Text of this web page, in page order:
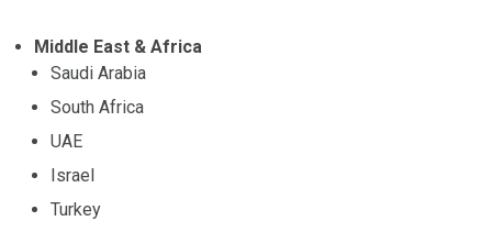
Middle East & Africa
Saudi Arabia
South Africa
UAE
Israel
Turkey